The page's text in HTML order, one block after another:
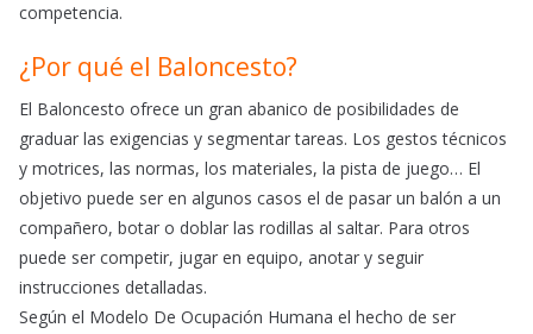
competencia.
¿Por qué el Baloncesto?
El Baloncesto ofrece un gran abanico de posibilidades de
graduar las exigencias y segmentar tareas. Los gestos técnicos
y motrices, las normas, los materiales, la pista de juego… El
objetivo puede ser en algunos casos el de pasar un balón a un
compañero, botar o doblar las rodillas al saltar. Para otros
puede ser competir, jugar en equipo, anotar y seguir
instrucciones detalladas.
Según el Modelo De Ocupación Humana el hecho de ser